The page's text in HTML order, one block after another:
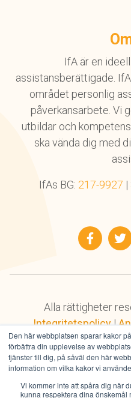
Den här webbplatsen sparar kakor
förbättra din upplevelse av
tjänster till dig, på såväl den här
information om vilka kakor vi
Vi kommer inte att spåra dig när
kunna respektera dina önskemål
IfA är en
assistansberättigade.
området personlig
påverkansarbete. Vi
utbildar och
ska vända dig med
IfAs BG: 217-9927
Alla rättigheter
Integritetspolicy|